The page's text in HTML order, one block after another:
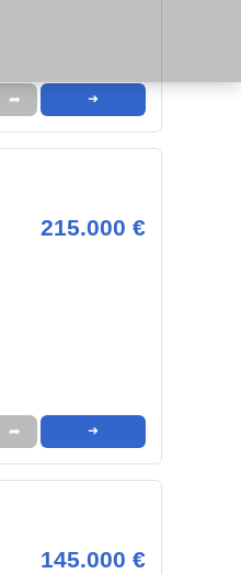
➦ ➜
215.000 €
➦ ➜
145.000 €